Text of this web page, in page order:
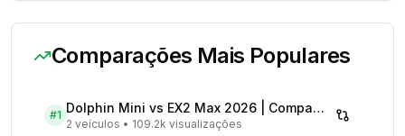
Comparações Mais Populares
#1 Dolphin Mini vs EX2 Max 2026 | Compare Preços
2 veículos • 109.2k visualizações